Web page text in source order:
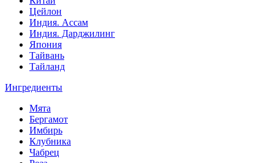
Цейлон
Индия. Ассам
Индия. Дарджилинг
Япония
Тайвань
Тайланд
Ингредиенты
Мята
Бергамот
Имбирь
Клубника
Чабрец